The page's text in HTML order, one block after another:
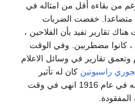
من بقاءه أقل من امثاله في
متصاعدا. خفضت الضربات
تقارير تفيد بأن الفلاحين ،
، كانوا مضطربين. وفي الوقت
تقارير في وسائل الاعلام
راسبوتين كان له تأثير
سياسي عظيم داخل الحكومة. اغتياله في عام 1916 انهى في وقت